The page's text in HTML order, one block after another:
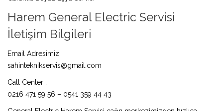
Harem General Electric Servisi
İletişim Bilgileri
Email Adresimiz
sahinteknikservis@gmail.com
Call Center :
0216 471 59 56 – 0541 359 44 43